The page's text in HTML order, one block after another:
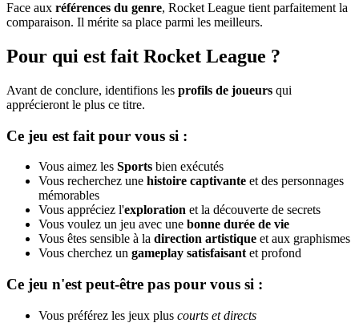
Face aux références du genre, Rocket League tient parfaitement la
comparaison. Il mérite sa place parmi les meilleurs.
Pour qui est fait Rocket League ?
Avant de conclure, identifions les profils de joueurs qui
apprécieront le plus ce titre.
Ce jeu est fait pour vous si :
Vous aimez les Sports bien exécutés
Vous recherchez une histoire captivante et des personnages
mémorables
Vous appréciez l'exploration et la découverte de secrets
Vous voulez un jeu avec une bonne durée de vie
Vous êtes sensible à la direction artistique et aux graphismes
Vous cherchez un gameplay satisfaisant et profond
Ce jeu n'est peut-être pas pour vous si :
Vous préférez les jeux plus courts et directs